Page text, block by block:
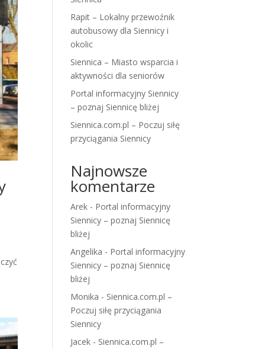
Rapit – Lokalny przewoźnik
autobusowy dla Siennicy i
okolic
Siennica – Miasto wsparcia i
aktywności dla seniorów
Portal informacyjny Siennicy
– poznaj Siennicę bliżej
Siennica.com.pl – Poczuj siłę
przyciągania Siennicy
Najnowsze
komentarze
Arek - Portal informacyjny
Siennicy – poznaj Siennicę
bliżej
Angelika - Portal informacyjny
Siennicy – poznaj Siennicę
bliżej
Monika - Siennica.com.pl –
Poczuj siłę przyciągania
Siennicy
Jacek - Siennica.com.pl –